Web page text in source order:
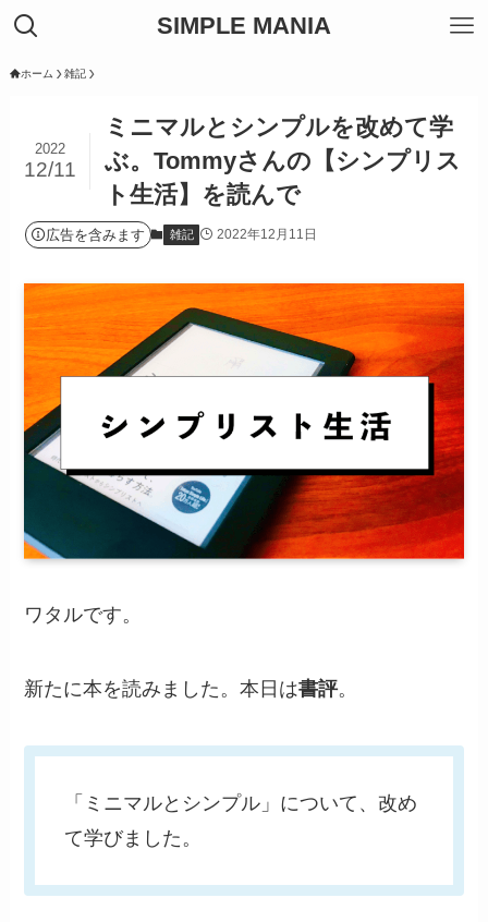
SIMPLE MANIA
ホーム 雑記
ミニマルとシンプルを改めて学
ぶ。Tommyさんの【シンプリス
ト生活】を読んで
2022
12/11
広告を含みます 雑記 2022年12月11日
ワタルです。
新たに本を読みました。本日は書評。
「ミニマルとシンプル」について、改め
て学びました。